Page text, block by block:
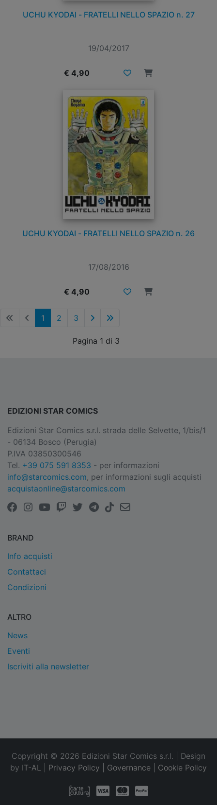
UCHU KYODAI - FRATELLI NELLO SPAZIO n. 27
19/04/2017
€ 4,90
UCHU KYODAI - FRATELLI NELLO SPAZIO n. 26
17/08/2016
€ 4,90
1 2 3
Pagina 1 di 3
EDIZIONI STAR COMICS
Edizioni Star Comics s.r.l. strada delle Selvette, 1/bis/1
- 06134 Bosco (Perugia)
P.IVA 03850300546
Tel. +39 075 591 8353 - per informazioni
info@starcomics.com, per informazioni sugli acquisti
acquistaonline@starcomics.com
BRAND
Info acquisti
Contattaci
Condizioni
ALTRO
News
Eventi
Iscriviti alla newsletter
Copyright © 2026 Edizioni Star Comics s.r.l. | Design
by IT-AL Privacy Policy Governance Cookie Policy